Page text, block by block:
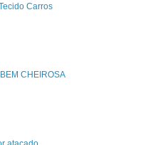
Carros
CHEIROSA